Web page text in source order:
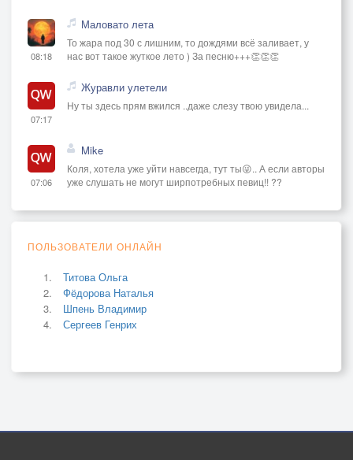
08:18
Маловато лета
То жара под 30 с лишним, то дождями всё заливает, у
нас вот такое жуткое лето ) За песню+++👏👏👏
07:17
Журавли улетели
Ну ты здесь прям вжился ..даже слезу твою увидела...
07:06
Mike
Коля, хотела уже уйти навсегда, тут ты😜.. А если авторы
уже слушать не могут ширпотребных певиц!! ??
ПОЛЬЗОВАТЕЛИ ОНЛАЙН
Титова Ольга
Фёдорова Наталья
Шпень Владимир
Сергеев Генрих